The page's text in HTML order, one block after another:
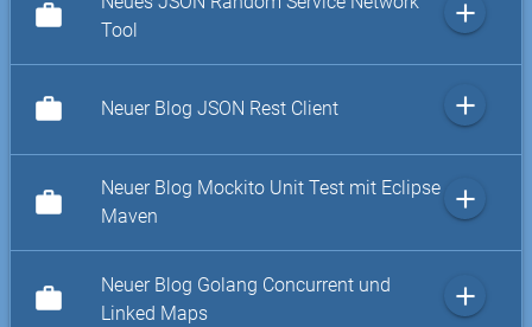
work
Tool
add
work Neuer Blog JSON Rest Client add
work
Neuer Blog Mockito Unit Test mit Eclipse
Maven
add
work
Neuer Blog Golang Concurrent und
Linked Maps
add